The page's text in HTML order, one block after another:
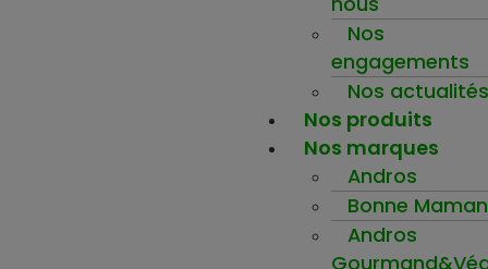
Nos
engagements
Nos actualités
Nos produits
Nos marques
Andros
Bonne Maman
Andros